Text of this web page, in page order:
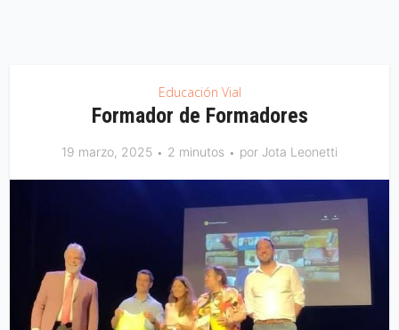
Educación Vial
Formador de Formadores
19 marzo, 2025 2 minutos por Jota Leonetti